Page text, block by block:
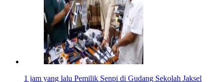
1 jam yang lalu Pemilik Senpi di Gudang Sekolah Jaksel